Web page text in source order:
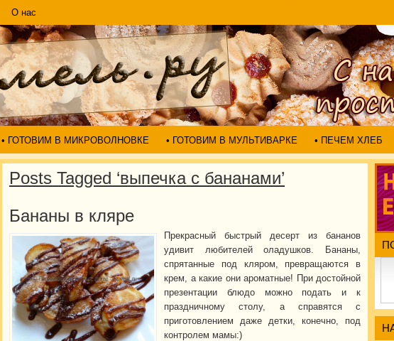
О нас
• ГОТОВИМ В МИКРОВОЛНОВКЕ • ГОТОВИМ В МУЛЬТИВАРКЕ • ПЕЧЕМ ХЛЕБ
Posts Tagged ‘выпечка с бананами’
Бананы в кляре
Прекрасный быстрый десерт из бананов
удивит любителей оладушков. Бананы,
спрятанные под кляром, превращаются в
крем, а какие они ароматные! При достойной
презентации блюдо можно подать и к
праздничному столу, а справятся с
приготовлением даже детки, конечно, под
контролем мамы:)